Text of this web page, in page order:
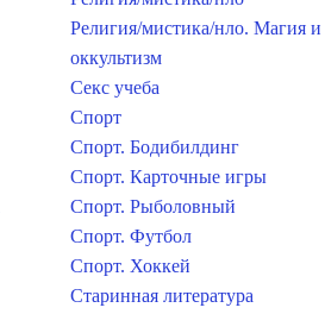
Религия/мистика/нло. Магия и
оккультизм
Секс учеба
Спорт
Спорт. Бодибилдинг
Спорт. Карточные игры
Спорт. Рыболовный
Спорт. Футбол
Спорт. Хоккей
Старинная литература